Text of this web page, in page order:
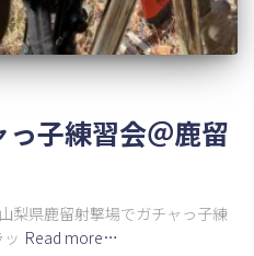
子練習会＠鹿留
梨県鹿留射撃場でガチャっ子練
Read more…